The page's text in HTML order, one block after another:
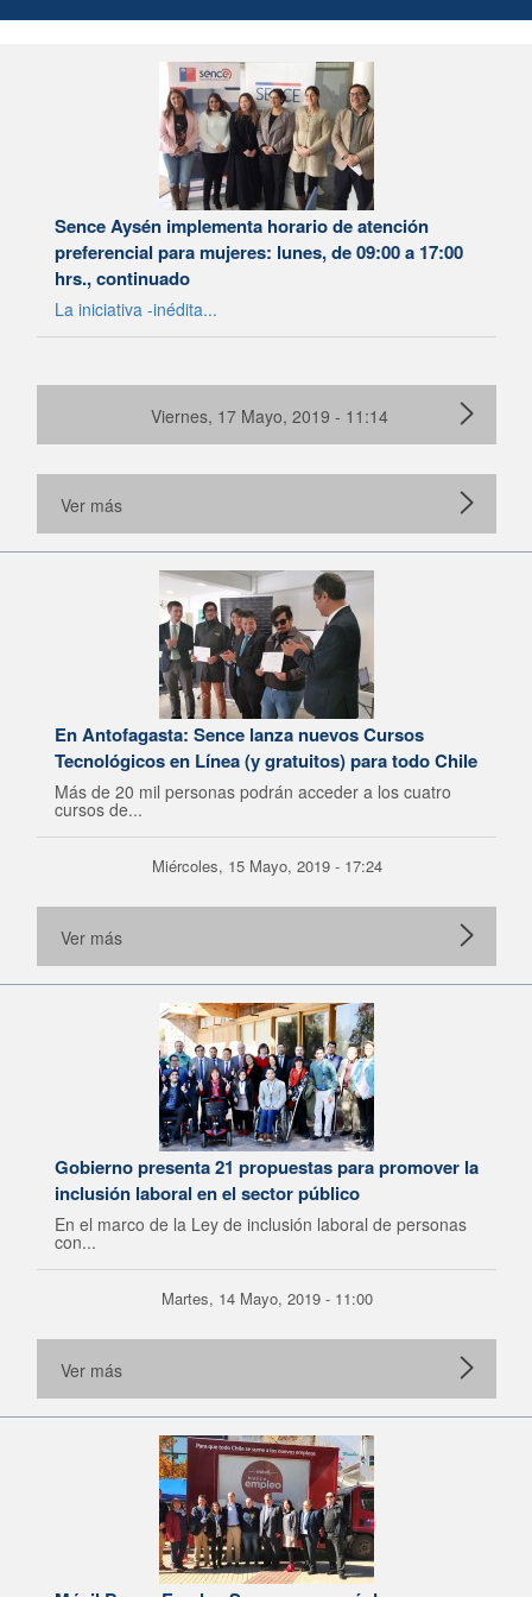
Sence Aysén implementa horario de atención
preferencial para mujeres: lunes, de 09:00 a 17:00
hrs., continuado
La iniciativa -inédita...
Viernes, 17 Mayo, 2019 - 11:14
Ver más
En Antofagasta: Sence lanza nuevos Cursos
Tecnológicos en Línea (y gratuitos) para todo Chile
Más de 20 mil personas podrán acceder a los cuatro
cursos de...
Miércoles, 15 Mayo, 2019 - 17:24
Ver más
Gobierno presenta 21 propuestas para promover la
inclusión laboral en el sector público
En el marco de la Ley de inclusión laboral de personas
con...
Martes, 14 Mayo, 2019 - 11:00
Ver más